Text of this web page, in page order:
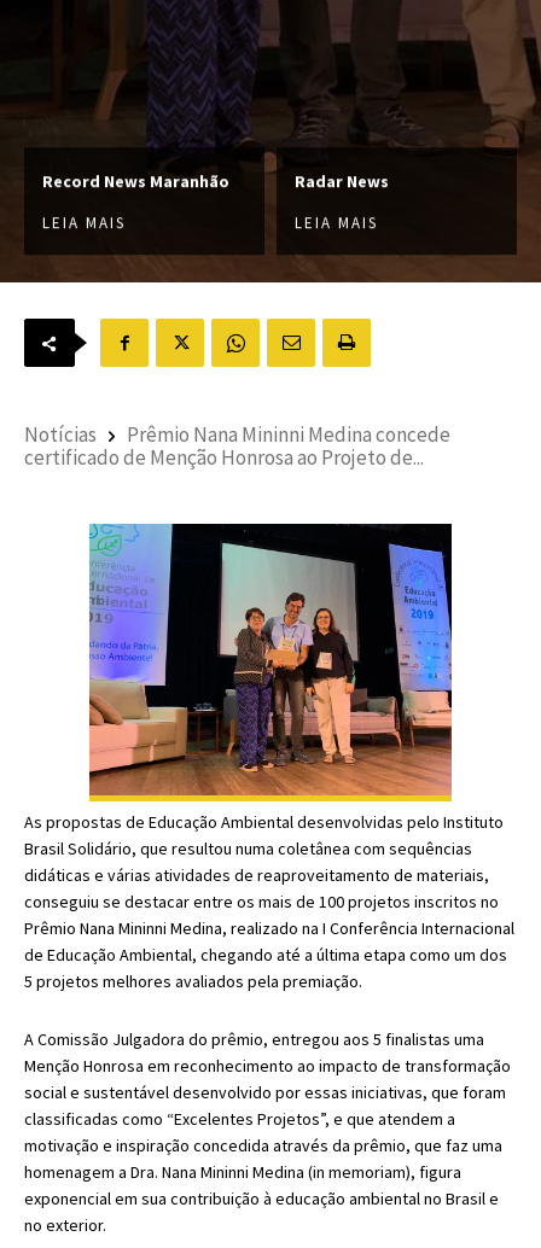
Record News Maranhão
LEIA MAIS
Radar News
LEIA MAIS
Notícias
Prêmio Nana Mininni Medina concede
certificado de Menção Honrosa ao Projeto de...
As propostas de Educação Ambiental desenvolvidas pelo Instituto
Brasil Solidário, que resultou numa coletânea com sequências
didáticas e várias atividades de reaproveitamento de materiais,
conseguiu se destacar entre os mais de 100 projetos inscritos no
Prêmio Nana Mininni Medina, realizado na I Conferência Internacional
de Educação Ambiental, chegando até a última etapa como um dos
5 projetos melhores avaliados pela premiação.
A Comissão Julgadora do prêmio, entregou aos 5 finalistas uma
Menção Honrosa em reconhecimento ao impacto de transformação
social e sustentável desenvolvido por essas iniciativas, que foram
classificadas como “Excelentes Projetos”, e que atendem a
motivação e inspiração concedida através da prêmio, que faz uma
homenagem a Dra. Nana Mininni Medina (in memoriam), figura
exponencial em sua contribuição à educação ambiental no Brasil e
no exterior.